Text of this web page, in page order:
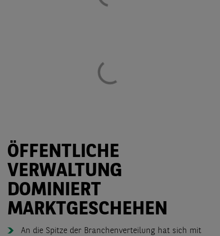
ÖFFENTLICHE
VERWALTUNG
DOMINIERT
MARKTGESCHEHEN
An die Spitze der Branchenverteilung hat sich mit